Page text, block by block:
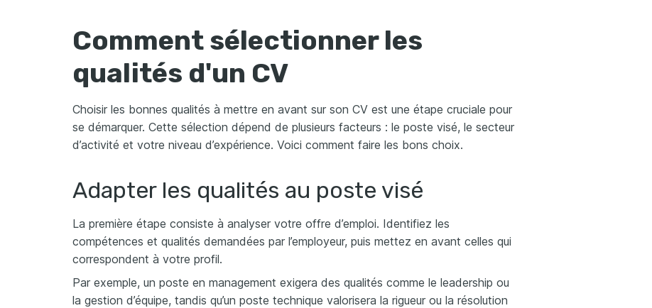
Comment sélectionner les
qualités d'un CV
Choisir les bonnes qualités à mettre en avant sur son CV est une étape cruciale pour
se démarquer. Cette sélection dépend de plusieurs facteurs : le poste visé, le secteur
d’activité et votre niveau d’expérience. Voici comment faire les bons choix.
Adapter les qualités au poste visé
La première étape consiste à analyser votre offre d’emploi. Identifiez les
compétences et qualités demandées par l’employeur, puis mettez en avant celles qui
correspondent à votre profil.
Par exemple, un poste en management exigera des qualités comme le leadership ou
la gestion d’équipe, tandis qu’un poste technique valorisera la rigueur ou la résolution